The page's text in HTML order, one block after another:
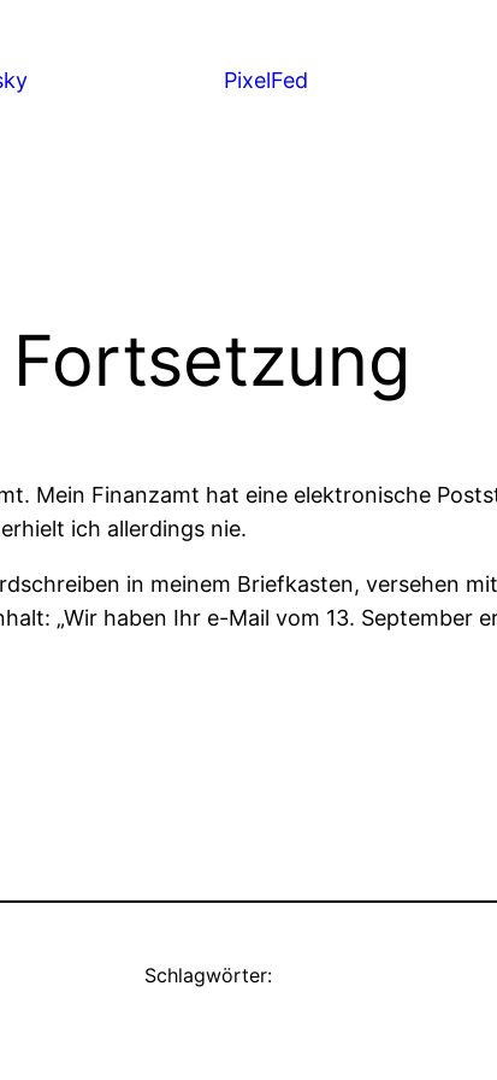
PixelFed
Mein Finanzamt hat eine elektronische
ich allerdings nie.
in meinem Briefkasten, versehen
„Wir haben Ihr e-Mail vom 13. September
Schlagwörter: